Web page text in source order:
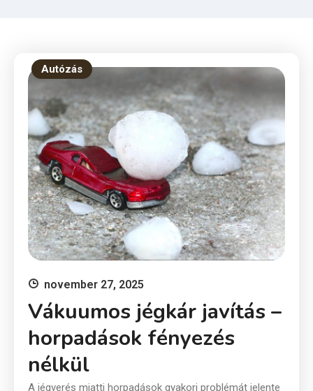
Autózás
november 27, 2025
Vákuumos jégkár javítás –
horpadások fényezés
nélkül
A jégverés miatti horpadások gyakori problémát jelente